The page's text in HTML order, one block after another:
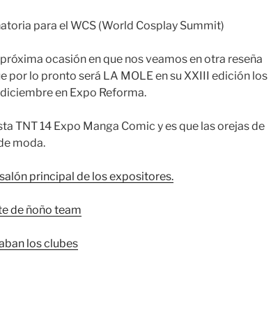
para el WCS (World Cosplay Summit)
ocasión en que nos veamos en otra reseña
por lo pronto será LA MOLE en su XXIII edición los
en Expo Reforma.
TNT 14 Expo Manga Comic y es que las orejas de
moda.
principal de los expositores.
de ñoño team
los clubes